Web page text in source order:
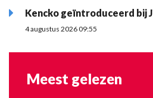
Kencko geïntroduceerd bij
4 augustus 2026 09:55
Meest gelezen